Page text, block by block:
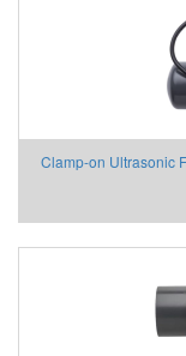
Clamp-on Ultrasonic